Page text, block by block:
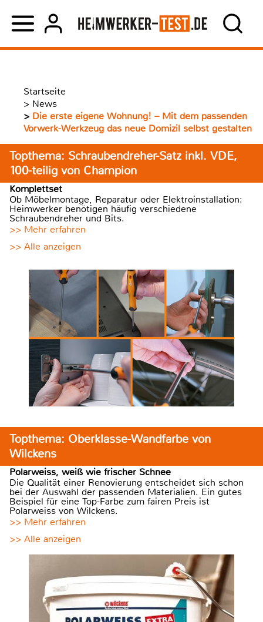
Startseite
> News
> Die erste eigene Wohnung! – Mit dem passenden
Vorwerk-Werkzeug das neue Domizil selbst gestalten
Topthema: Schraubendreher-Satz inkl. VDE,
100-teilig von Champion
Komplettset
Ob Möbelmontage, Reparatur oder Elektroinstallation:
Heimwerker benötigen häufig verschiedene
Schraubendreher und Bits.
>> Mehr erfahren
>> Alle anzeigen
Topthema: Oberklasse-Wandfarbe von
Wilckens
Polarweiss, weiß wie frischer Schnee
Die Qualität einer Renovierung entscheidet sich schon
bei der Auswahl der passenden Materialien. Ein gutes
Beispiel für eine Top-Farbe zum fairen Preis ist
Polarweiss von Wilckens.
>> Mehr erfahren
>> Alle anzeigen